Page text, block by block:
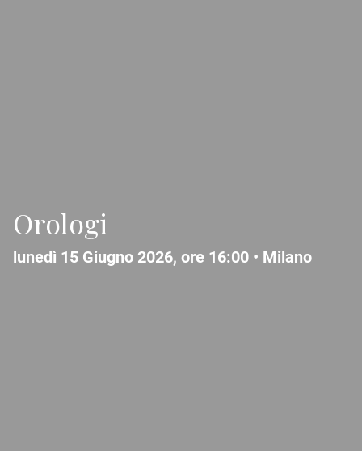
Orologi
lunedì 15 Giugno 2026, ore 16:00 • Milano